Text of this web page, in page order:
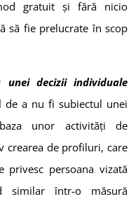
gratuit și fără nicio
să fie prelucrate în scop
decizii individuale
de a nu fi subiectul unei
unor activități de
crearea de profiluri, care
privesc persoana vizată
similar într-o măsură